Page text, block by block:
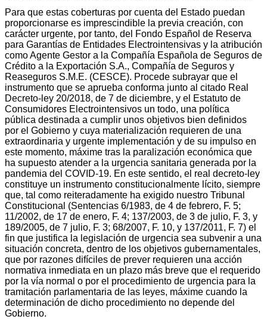
Para que estas coberturas por cuenta del Estado puedan
proporcionarse es imprescindible la previa creación, con
carácter urgente, por tanto, del Fondo Español de Reserva
para Garantías de Entidades Electrointensivas y la atribución
como Agente Gestor a la Compañía Española de Seguros de
Crédito a la Exportación S.A., Compañía de Seguros y
Reaseguros S.M.E. (CESCE). Procede subrayar que el
instrumento que se aprueba conforma junto al citado Real
Decreto-ley 20/2018, de 7 de diciembre, y el Estatuto de
Consumidores Electrointensivos un todo, una política
pública destinada a cumplir unos objetivos bien definidos
por el Gobierno y cuya materialización requieren de una
extraordinaria y urgente implementación y de su impulso en
este momento, máxime tras la paralización económica que
ha supuesto atender a la urgencia sanitaria generada por la
pandemia del COVID-19. En este sentido, el real decreto-ley
constituye un instrumento constitucionalmente lícito, siempre
que, tal como reiteradamente ha exigido nuestro Tribunal
Constitucional (Sentencias 6/1983, de 4 de febrero, F. 5;
11/2002, de 17 de enero, F. 4; 137/2003, de 3 de julio, F. 3, y
189/2005, de 7 julio, F. 3; 68/2007, F. 10, y 137/2011, F. 7) el
fin que justifica la legislación de urgencia sea subvenir a una
situación concreta, dentro de los objetivos gubernamentales,
que por razones difíciles de prever requieren una acción
normativa inmediata en un plazo más breve que el requerido
por la vía normal o por el procedimiento de urgencia para la
tramitación parlamentaria de las leyes, máxime cuando la
determinación de dicho procedimiento no depende del
Gobierno.